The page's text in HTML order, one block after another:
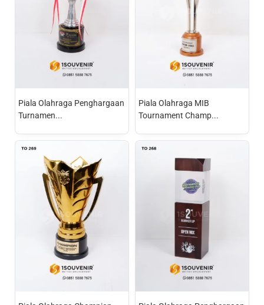
Piala Olahraga Penghargaan
Turnamen...
Piala Olahraga MIB
Tournament Champ...